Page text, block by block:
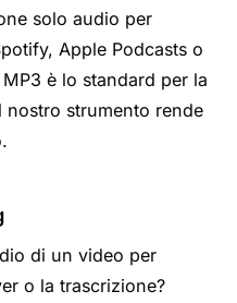
solo audio per
Apple Podcasts o
è lo standard per la
strumento rende
di un video per
o la trascrizione?